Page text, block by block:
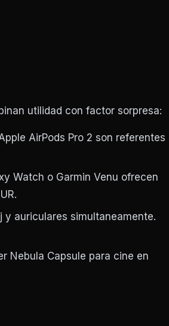
utilidad con factor sorpresa:
AirPods Pro 2 son referentes
Watch o Garmin Venu ofrecen
y auriculares simultaneamente.
Nebula Capsule para cine en